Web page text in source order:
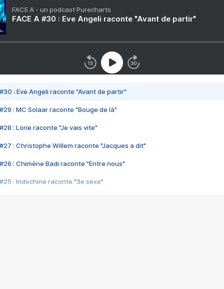
FACE A - un podcast Purecharts
FACE A #30 : Eve Angeli raconte "Avant de partir"
#30 : Eve Angeli raconte "Avant de partir"
#29 : MC Solaar raconte "Bouge de là"
#28 : Lorie raconte "Je vais vite"
#27 : Christophe Willem raconte "Jacques a dit"
#26 : Chimène Badi raconte "Entre nous"
#25 : Indochine raconte "3e sexe"